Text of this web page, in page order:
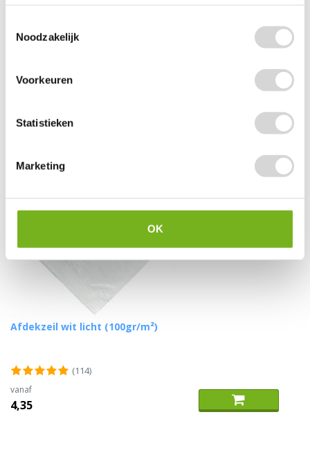
Noodzakelijk
Voorkeuren
Statistieken
Marketing
OK
Afdekzeil wit licht (100gr/m²)
(114)
vanaf
4,35